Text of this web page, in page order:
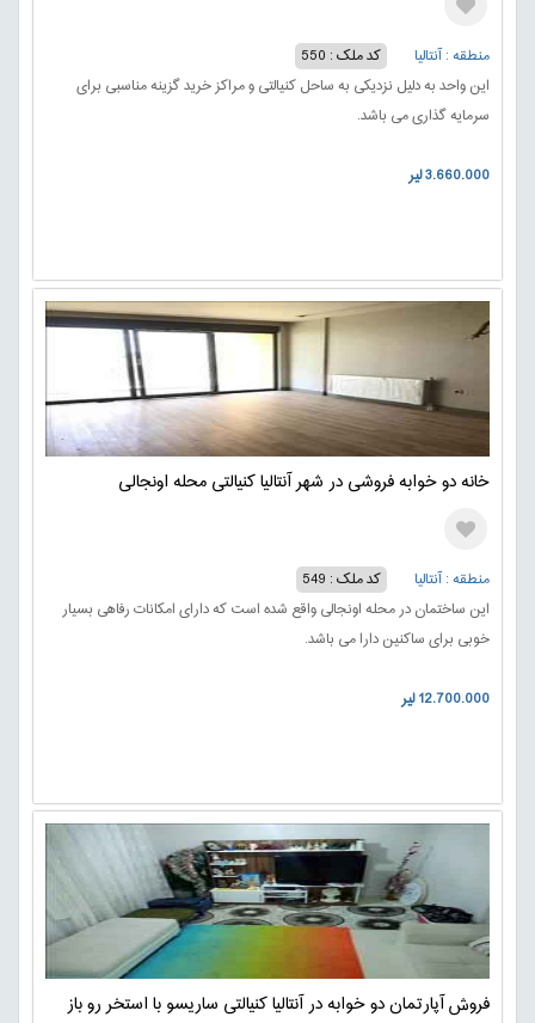
منطقه : آنتالیا
کد ملک : 550
این واحد به دلیل نزدیکی به ساحل کنیالتی و مراکز خرید گزینه مناسبی برای
سرمایه گذاری می باشد.
3.660.000 لیر
خانه دو خوابه فروشی در شهر آنتالیا کنیالتی محله اونجالی
منطقه : آنتالیا
کد ملک : 549
این ساختمان در محله اونجالی واقع شده است که دارای امکانات رفاهی بسیار
خوبی برای ساکنین دارا می باشد.
12.700.000 لیر
فروش آپارتمان دو خوابه در آنتالیا کنیالتی ساریسو با استخر رو باز